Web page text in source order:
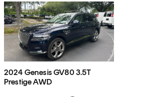
2024 Genesis GV80 3.5T
Prestige AWD